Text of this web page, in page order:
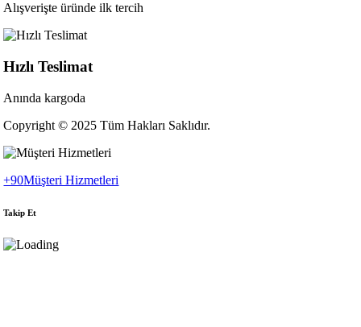
Alışverişte üründe ilk tercih
Hızlı Teslimat
Anında kargoda
Copyright © 2025 Tüm Hakları Saklıdır.
+90Müşteri Hizmetleri
Takip Et